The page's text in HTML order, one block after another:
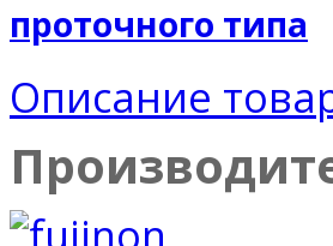
проточного типа
Описание